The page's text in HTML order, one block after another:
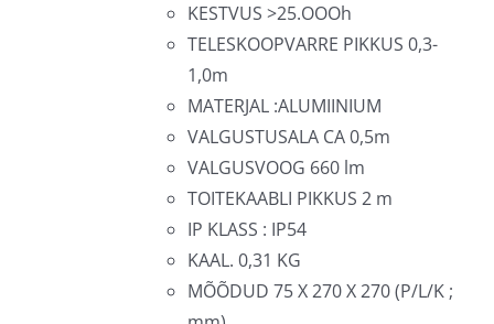
KESTVUS >25.OOOh
TELESKOOPVARRE PIKKUS 0,3-
1,0m
MATERJAL :ALUMIINIUM
VALGUSTUSALA CA 0,5m
VALGUSVOOG 660 lm
TOITEKAABLI PIKKUS 2 m
IP KLASS : IP54
KAAL. 0,31 KG
MÕÕDUD 75 X 270 X 270 (P/L/K ;